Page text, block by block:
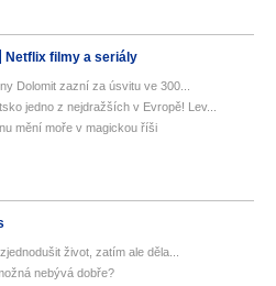
Netflix filmy a seriály
Dolomit zazní za úsvitu ve 300...
jedno z nejdražších v Evropě! Lev...
mění moře v magickou říši
život, zatím ale děla...
nebývá dobře?